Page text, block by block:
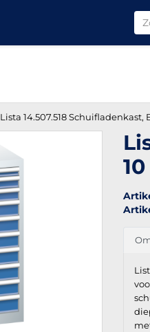
Lista 14.507.518 Schuifladenkast,